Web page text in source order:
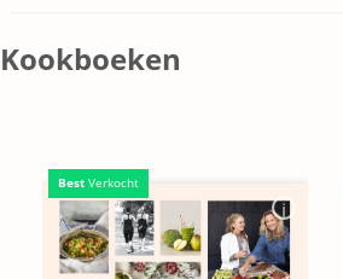
Kookboeken
Best Verkocht